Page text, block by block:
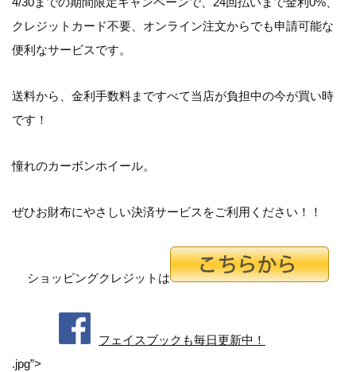
クレジットカード不要、オンライン注文からでも申請可能な
便利なサービスです。
送料から、金利手数料まですべて当店が負担中の今が買い時
です！
憧れのカーボンホイール。
ぜひお財布にやさしい決済サービスをご利用ください！！
ショッピングクレジットは
フェイスブックも毎日更新中！
.jpg”>